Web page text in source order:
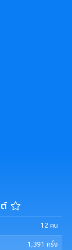
12คน
1,391 ครั้ง